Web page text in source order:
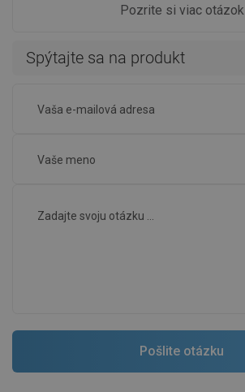
Pozrite si viac otázok
Spýtajte sa na produkt